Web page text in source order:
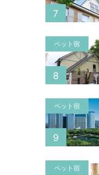
7
ペット宿
8
ペット宿
9
ペット宿